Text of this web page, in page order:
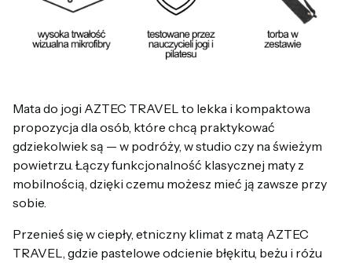
Mata do jogi AZTEC TRAVEL to lekka i kompaktowa
propozycja dla osób, które chcą praktykować
gdziekolwiek są — w podróży, w studio czy na świeżym
powietrzu. Łączy funkcjonalność klasycznej maty z
mobilnością, dzięki czemu możesz mieć ją zawsze przy
sobie.
Przenieś się w ciepły, etniczny klimat z matą AZTEC
TRAVEL, gdzie pastelowe odcienie błękitu, beżu i różu